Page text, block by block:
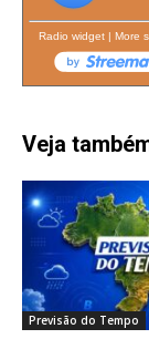
Radio widget| More
Veja
Previsão do Tempo